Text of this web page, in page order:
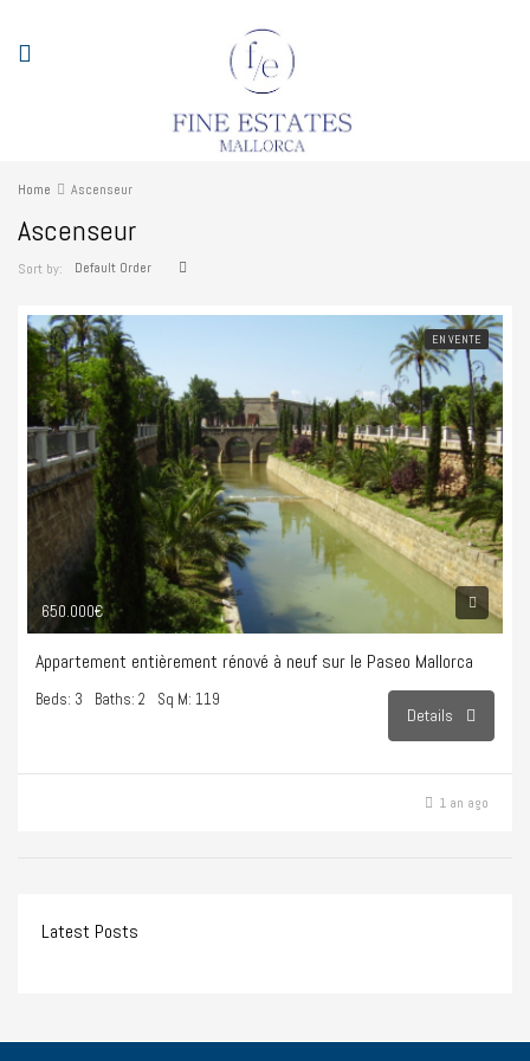
Home Ascenseur
Ascenseur
Sort by: Default Order
EN VENTE
650.000€
Appartement entièrement rénové à neuf sur le Paseo Mallorca
Beds: 3 Baths: 2 Sq M: 119
Details
1 an ago
Latest Posts